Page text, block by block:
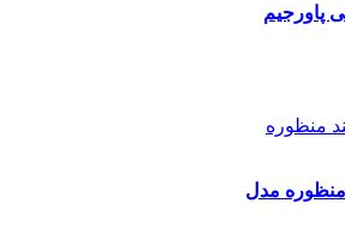
مدل